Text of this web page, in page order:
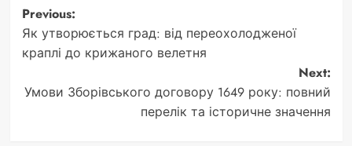
Post
navigation
Previous:
Як утворюється град: від переохолодженої
краплі до крижаного велетня
Next:
Умови Зборівського договору 1649 року: повний
перелік та історичне значення